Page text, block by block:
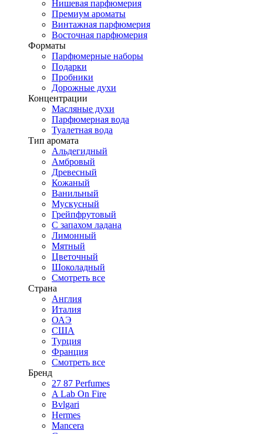
Нишевая парфюмерия
Премиум ароматы
Винтажная парфюмерия
Восточная парфюмерия
Форматы
Парфюмерные наборы
Подарки
Пробники
Дорожные духи
Концентрации
Масляные духи
Парфюмерная вода
Туалетная вода
Тип аромата
Альдегидный
Амбровый
Древесный
Кожаный
Ванильный
Мускусный
Грейпфрутовый
С запахом ладана
Лимонный
Мятный
Цветочный
Шоколадный
Смотреть все
Страна
Англия
Италия
ОАЭ
США
Турция
Франция
Смотреть все
Бренд
27 87 Perfumes
A Lab On Fire
Bvlgari
Hermes
Mancera